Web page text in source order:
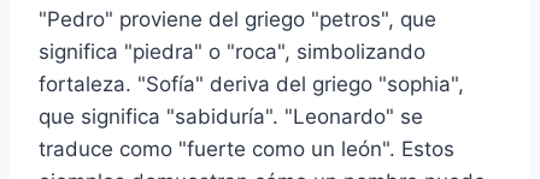
"Pedro" proviene del griego "petros", que
significa "piedra" o "roca", simbolizando
fortaleza. "Sofía" deriva del griego "sophia",
que significa "sabiduría". "Leonardo" se
traduce como "fuerte como un león". Estos